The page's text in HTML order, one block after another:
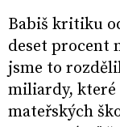
Babiš kritiku
deset procent
jsme to
miliardy,
mateřských